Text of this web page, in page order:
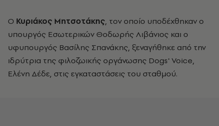
Ο Κυριάκος Μητσοτάκης, τον οποίο υποδέχθηκαν ο
υπουργός Εσωτερικών Θοδωρής Λιβάνιος και ο
υφυπουργός Βασίλης Σπανάκης, ξεναγήθηκε από την
ιδρύτρια της φιλοζωικής οργάνωσης Dogs' Voice,
Ελένη Δέδε, στις εγκαταστάσεις του σταθμού.